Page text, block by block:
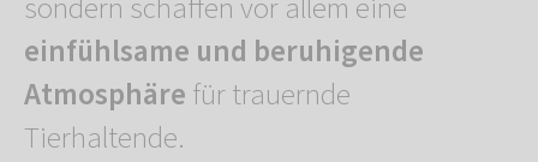
einfühlsame und beruhigende
Atmosphärefür trauernde
Tierhaltende.